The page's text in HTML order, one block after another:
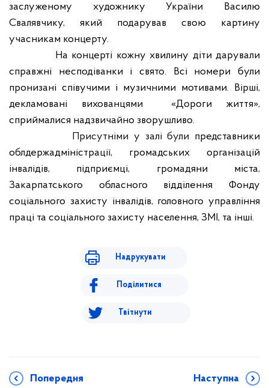
заслуженому художнику України Василю
Свалявчику, який подарував свою картину
учасникам концерту.
На концерті кожну хвилину діти дарували
справжні несподіванки і свято. Всі номери були
пронизані співучими і музичними мотивами. Вірші,
декламовані вихованцями
«Дороги життя»,
сприймалися надзвичайно зворушливо.
Присутніми у залі були представники
облдержадміністрації, громадських організацій
інвалідів, підприємці, громадяни міста,
Закарпатського обласного відділення Фонду
соціального захисту інвалідів, головного управління
праці та соціального захисту населення, ЗМІ, та інші.
Надрукувати
Поділитися
Твітнути
Попередня Наступна